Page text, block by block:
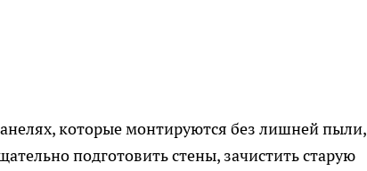
которые монтируются без лишней пыли,
подготовить стены, зачистить старую